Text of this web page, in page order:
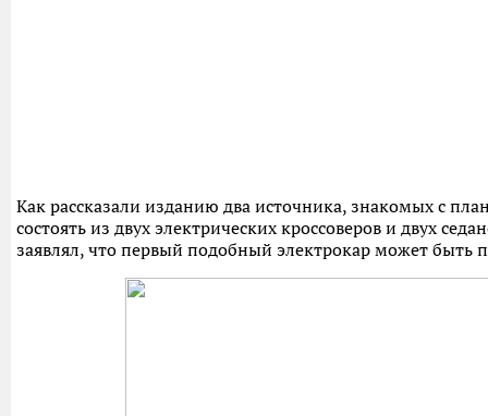
Как рассказали изданию два источника, знакомых с
состоять из двух электрических кроссоверов и двух
заявлял, что первый подобный электрокар может быть